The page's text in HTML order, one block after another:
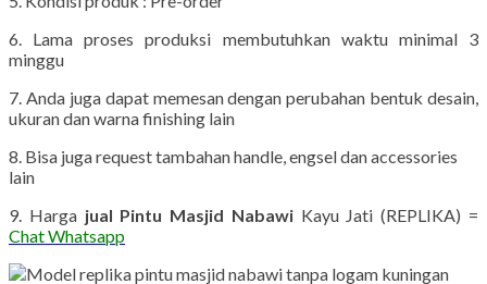
6. Lama proses produksi membutuhkan waktu minimal 3
minggu
7. Anda juga dapat memesan dengan perubahan bentuk desain,
ukuran dan warna finishing lain
8. Bisa juga request tambahan handle, engsel dan accessories
lain
9. Harga jual Pintu Masjid NabawiKayu Jati (REPLIKA) =
Chat Whatsapp